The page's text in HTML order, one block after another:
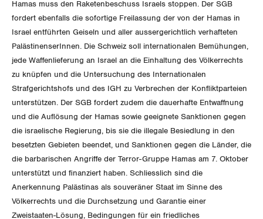
Hamas muss den Raketenbeschuss Israels stoppen. Der SGB
fordert ebenfalls die sofortige Freilassung der von der Hamas in
Israel entführten Geiseln und aller aussergerichtlich verhafteten
PalästinenserInnen. Die Schweiz soll internationalen Bemühungen,
jede Waffenlieferung an Israel an die Einhaltung des Völkerrechts
zu knüpfen und die Untersuchung des Internationalen
Strafgerichtshofs und des IGH zu Verbrechen der Konfliktparteien
unterstützen. Der SGB fordert zudem die dauerhafte Entwaffnung
und die Auflösung der Hamas sowie geeignete Sanktionen gegen
die israelische Regierung, bis sie die illegale Besiedlung in den
besetzten Gebieten beendet, und Sanktionen gegen die Länder, die
die barbarischen Angriffe der Terror-Gruppe Hamas am 7. Oktober
unterstützt und finanziert haben. Schliesslich sind die
Anerkennung Palästinas als souveräner Staat im Sinne des
Völkerrechts und die Durchsetzung und Garantie einer
Zweistaaten-Lösung, Bedingungen für ein friedliches